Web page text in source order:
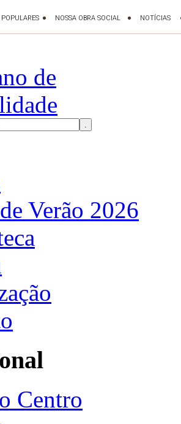
Verão 2026
Centro